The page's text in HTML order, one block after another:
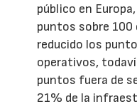
público en
puntos sobre 100
reducido los
operativos,
puntos fuera de
21% de la